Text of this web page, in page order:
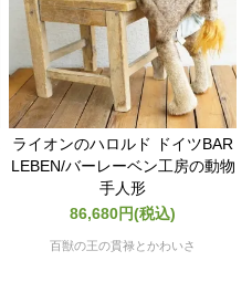
ライオンのハロルド ドイツBAR
LEBEN/バーレーベン工房の動物
手人形
86,680円(税込)
百獣の王の貫禄とかわいさ